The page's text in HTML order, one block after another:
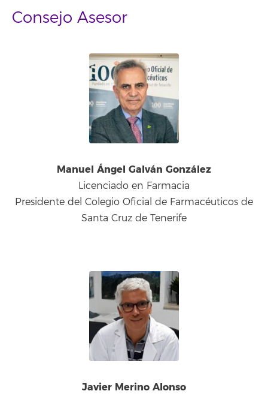
Consejo Asesor
Manuel Ángel Galván González
Licenciado en Farmacia
Presidente del Colegio Oficial de Farmacéuticos de
Santa Cruz de Tenerife
Javier Merino Alonso